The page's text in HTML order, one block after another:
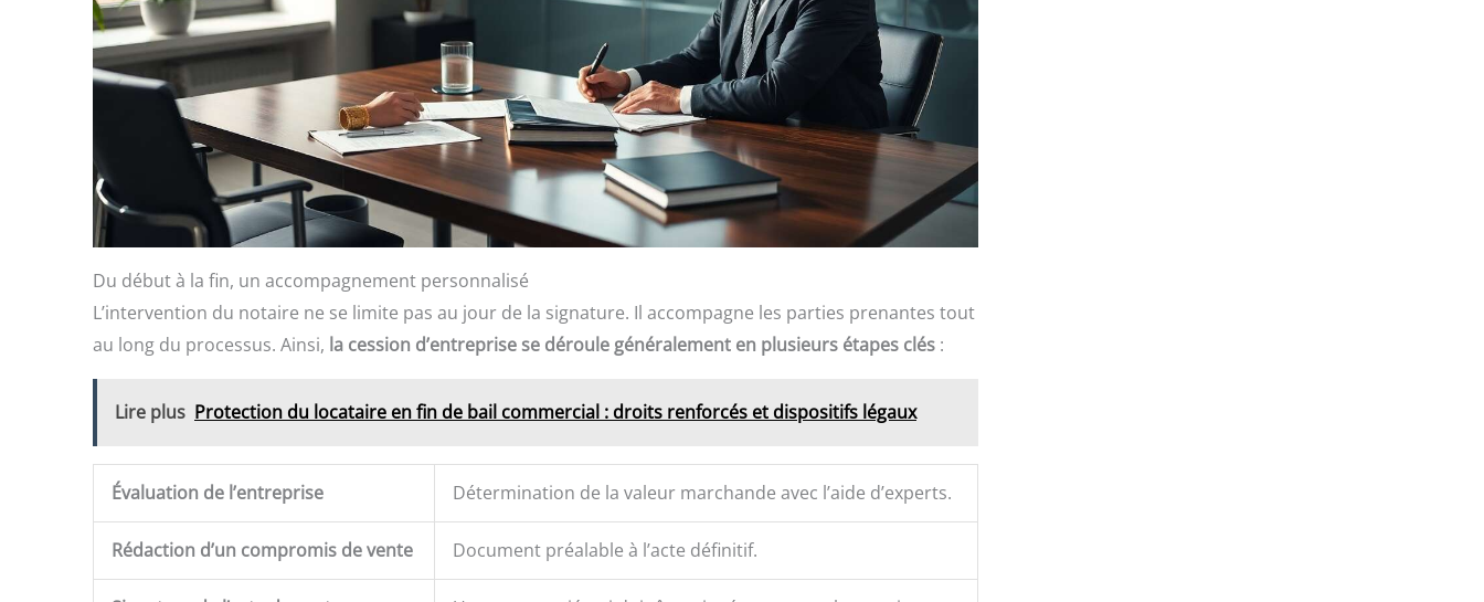
Du début à la fin, un accompagnement personnalisé
L’intervention du notaire ne se limite pas au jour de la signature. Il accompagne les parties prenantes tout
au long du processus. Ainsi, la cession d’entreprise se déroule généralement en plusieurs étapes clés :
Lire plus Protection du locataire en fin de bail commercial : droits renforcés et dispositifs légaux
Évaluation de l’entreprise Détermination de la valeur marchande avec l’aide d’experts.
Rédaction d’un compromis de vente Document préalable à l’acte définitif.